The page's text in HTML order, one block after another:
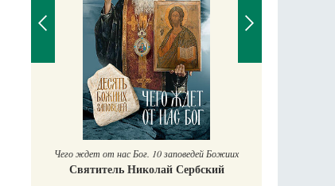
Чего ждет от нас Бог. 10 заповедей Божиих
Святитель Николай Сербский